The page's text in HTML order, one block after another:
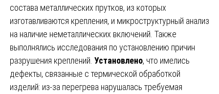
состава металлических прутков, из которых
изготавливаются крепления, и микроструктурный анализ
на наличие неметаллических включений. Также
выполнялись исследования по установлению причин
разрушения креплений. Установлено, что имелись
дефекты, связанные с термической обработкой
изделий: из-за перегрева нарушалась требуемая